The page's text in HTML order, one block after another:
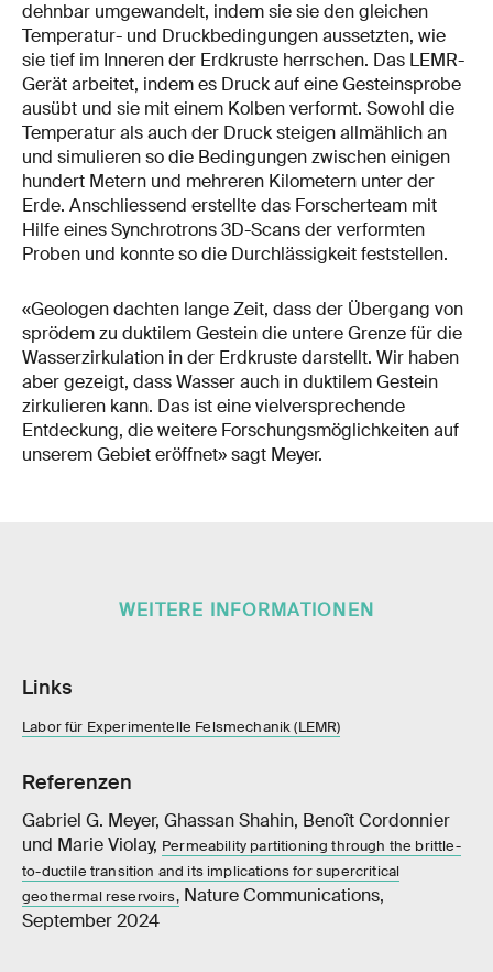
dehnbar umgewandelt, indem sie sie den gleichen
Temperatur- und Druckbedingungen aussetzten, wie
sie tief im Inneren der Erdkruste herrschen. Das LEMR-
Gerät arbeitet, indem es Druck auf eine Gesteinsprobe
ausübt und sie mit einem Kolben verformt. Sowohl die
Temperatur als auch der Druck steigen allmählich an
und simulieren so die Bedingungen zwischen einigen
hundert Metern und mehreren Kilometern unter der
Erde. Anschliessend erstellte das Forscherteam mit
Hilfe eines Synchrotrons 3D-Scans der verformten
Proben und konnte so die Durchlässigkeit feststellen.
«Geologen dachten lange Zeit, dass der Übergang von
sprödem zu duktilem Gestein die untere Grenze für die
Wasserzirkulation in der Erdkruste darstellt. Wir haben
aber gezeigt, dass Wasser auch in duktilem Gestein
zirkulieren kann. Das ist eine vielversprechende
Entdeckung, die weitere Forschungsmöglichkeiten auf
unserem Gebiet eröffnet» sagt Meyer.
WEITERE INFORMATIONEN
Links
Labor für Experimentelle Felsmechanik (LEMR)
Referenzen
Gabriel G. Meyer, Ghassan Shahin, Benoît Cordonnier
und Marie Violay, Permeability partitioning through the brittle-
to-ductile transition and its implications for supercritical
geothermal reservoirs,Nature Communications,
September 2024